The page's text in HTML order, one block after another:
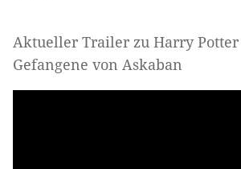
Aktueller Trailer zu Harry
Gefangene von Askaban